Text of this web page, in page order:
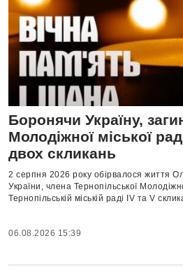
Боронячи Україну,
Молодіжної міської
двох скликань
2 серпня 2026 року обірвалося життя
України, члена Тернопільської
Тернопільській міській раді IV та V
06.08.2026 15:39